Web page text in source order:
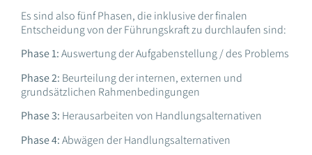
Es sind also fünf Phasen, die inklusive der finalen
Entscheidung von der Führungskraft zu durchlaufen sind:
Phase 1:Auswertung der Aufgabenstellung / des Problems
Phase 2: Beurteilung der internen, externen und
grundsätzlichen Rahmenbedingungen
Phase 3: Herausarbeiten von Handlungsalternativen
Phase 4:Abwägen der Handlungsalternativen